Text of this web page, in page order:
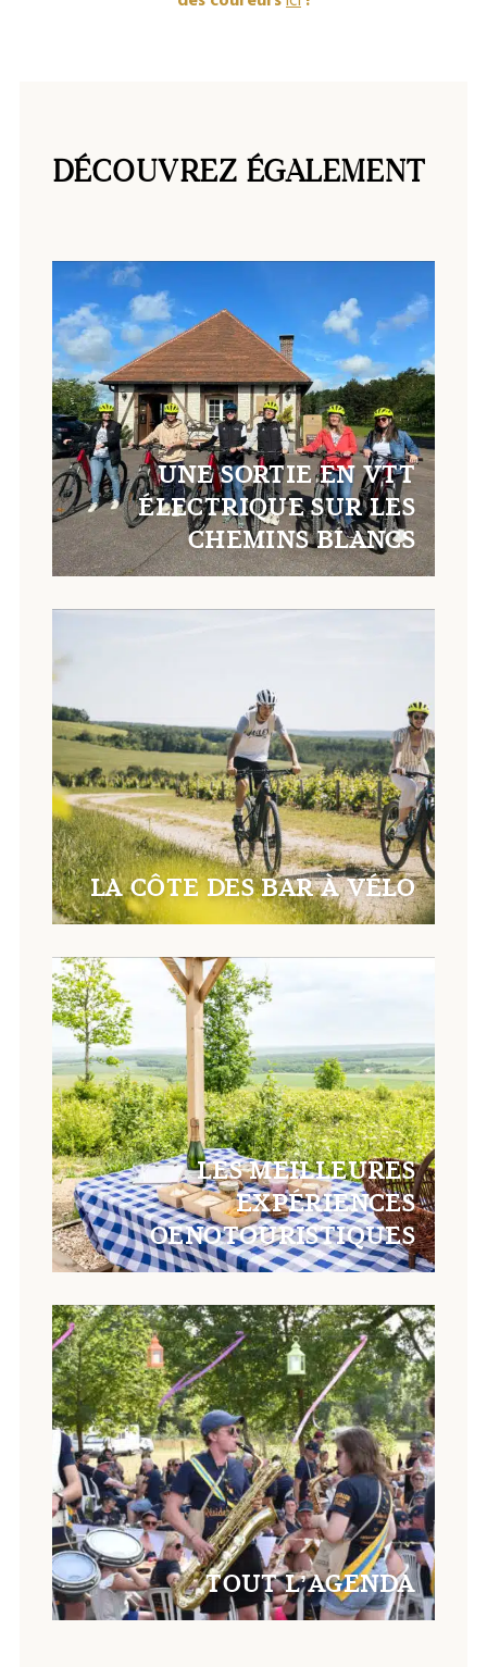
DÉCOUVREZ ÉGALEMENT
UNE SORTIE EN VTT
ÉLECTRIQUE SUR LES
CHEMINS BLANCS
LA CÔTE DES BAR À VÉLO
LES MEILLEURES
EXPÉRIENCES
OENOTOURISTIQUES
TOUT L’AGENDA